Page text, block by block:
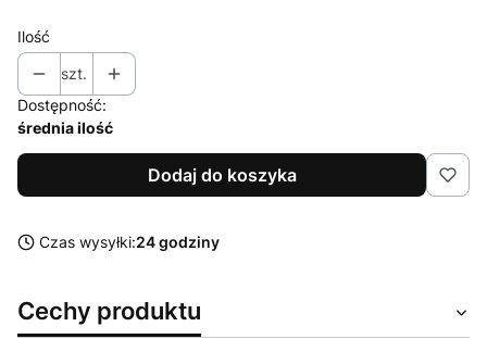
Ilość
szt.
Dostępność:
średnia ilość
Dodaj do koszyka
Czas wysyłki:24 godziny
Cechy produktu